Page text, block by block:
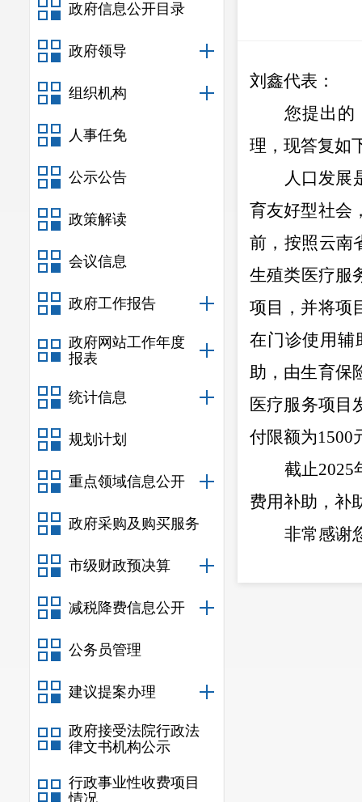
政府信息公开目录
政府领导
组织机构
人事任免
公示公告
政策解读
会议信息
政府工作报告
政府网站工作年度
报表
统计信息
规划计划
重点领域信息公开
政府采购及购买服务
市级财政预决算
减税降费信息公开
公务员管理
建议提案办理
政府接受法院行政法
律文书机构公示
行政事业性收费项目
情况
刘鑫代表 ：
您提出的
理，现答复如
人口发展
育友好型社会
前，按照云南
生殖类医疗服
项目，并将项
在门诊使用辅
助，由生育保
医疗服务项目
付限额为1500
截止2025
费用补助，补
非常感谢